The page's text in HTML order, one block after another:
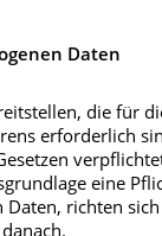
Daten
die für
erforderlich
eine
Daten, richten